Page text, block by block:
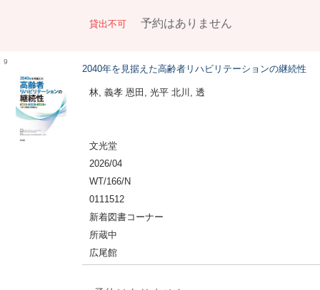
貸出不可 予約はありません
9
2040年を見据えた高齢者リハビリテーションの継続性
林, 義孝 恩田, 光平 北川, 透
文光堂
2026/04
WT/166/N
0111512
新着図書コーナー
所蔵中
広尾館